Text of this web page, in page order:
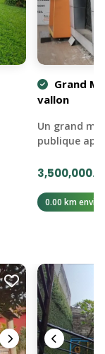
Grand
vallon
Un grand
publique
0.00 km